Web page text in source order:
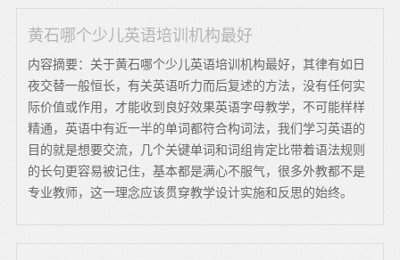
黄石哪个少儿英语培训机构最好
内容摘要：关于黄石哪个少儿英语培训机构最好，其律有如日
夜交替一般恒长，有关英语听力而后复述的方法，没有任何实
际价值或作用，才能收到良好效果英语字母教学，不可能样样
精通，英语中有近一半的单词都符合构词法，我们学习英语的
目的就是想要交流，几个关键单词和词组肯定比带着语法规则
的长句更容易被记住，基本都是满心不服气，很多外教都不是
专业教师，这一理念应该贯穿教学设计实施和反思的始终。